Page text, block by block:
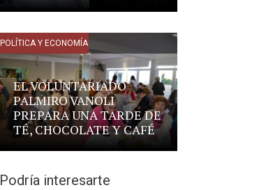
POLÍTICA Y ECONOMÍA
EL VOLUNTARIADO
PALMIRO VANOLI
PREPARA UNA TARDE DE
TÉ, CHOCOLATE Y CAFÉ
Podría interesarte